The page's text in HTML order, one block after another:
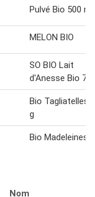
Pulvé Bio 500 ml
MELON BIO
SO BIO Lait
d'Anesse Bio
Bio Tagliatelles
g
Bio Madeleines
Nom